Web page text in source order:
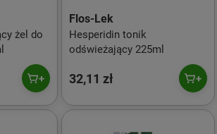
żel do
Flos-Lek
Hesperidin tonik
odświeżający 225ml
32,11 zł